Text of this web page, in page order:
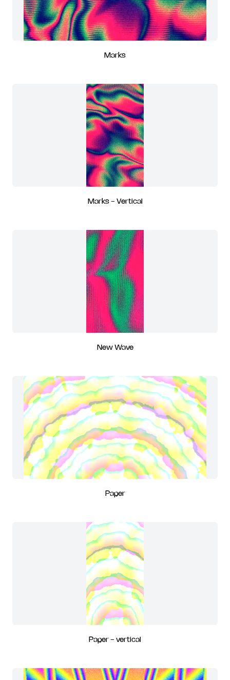
Marks
Marks - Vertical
New Wave
Paper
Paper - vertical